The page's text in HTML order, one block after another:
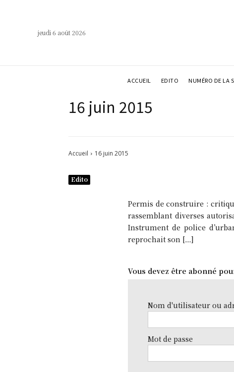
jeudi 6 août 2026
ACCUEIL EDITO NUMÉRO DE LA
16 juin 2015
Accueil 16 juin 2015
Edito
Permis de construire :
rassemblant diverses
Instrument de police
reprochait son […]
Vous devez être abonné
Nom d'utilisateur ou
Mot de passe